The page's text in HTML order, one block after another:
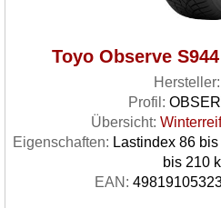
Toyo Observe
Hersteller:
Profil:
Übersicht:
Eigenschaften: Lastindex 86
bis 210
EAN: